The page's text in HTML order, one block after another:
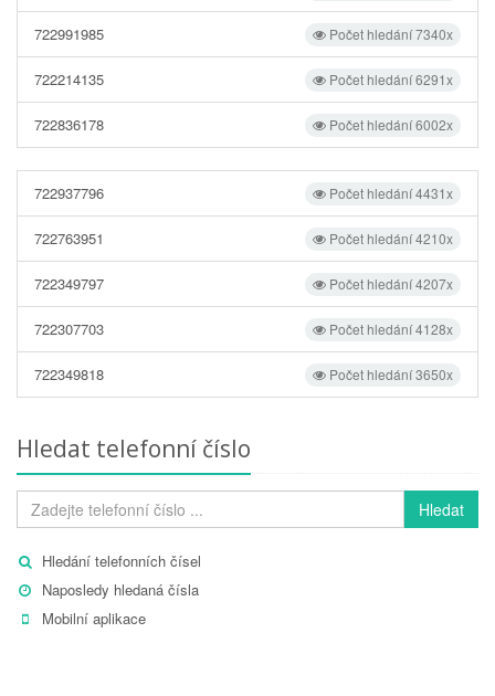
Počet hledání 7340x
722991985
Počet hledání 6291x
722214135
Počet hledání 6002x
722836178
Počet hledání 4431x
722937796
Počet hledání 4210x
722763951
Počet hledání 4207x
722349797
Počet hledání 4128x
722307703
Počet hledání 3650x
722349818
Hledat telefonní číslo
Hledat
Hledání telefonních čísel
Naposledy hledaná čísla
Mobilní aplikace